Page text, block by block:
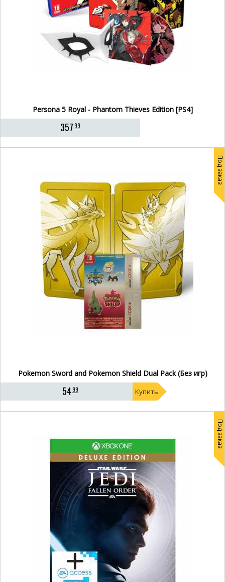
Persona 5 Royal - Phantom Thieves Edition [PS4]
35799
Под заказ
Pokemon Sword and Pokemon Shield Dual Pack (Без игр)
5499 Купить
Под заказ